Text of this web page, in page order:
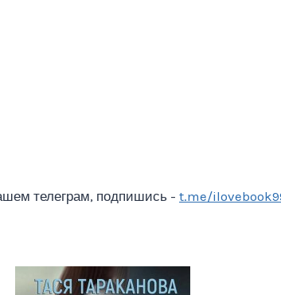
телеграм, подпишись - t.me/